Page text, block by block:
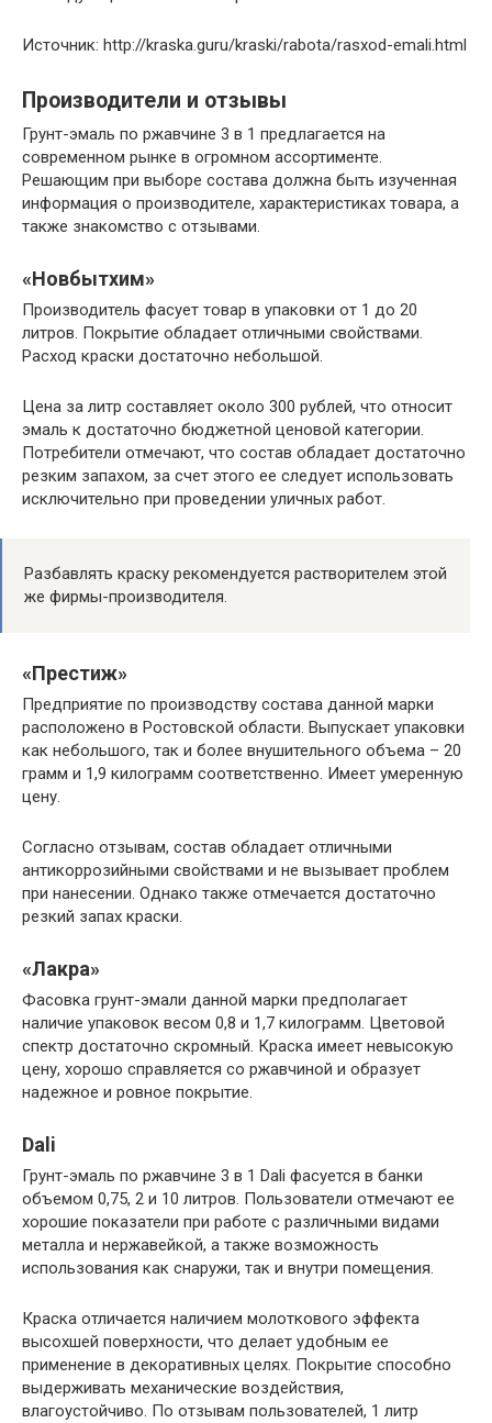
Источник: http://kraska.guru/kraski/rabota/rasxod-emali.html
Производители и отзывы
Грунт-эмаль по ржавчине 3 в 1 предлагается на
современном рынке в огромном ассортименте.
Решающим при выборе состава должна быть изученная
информация о производителе, характеристиках товара, а
также знакомство с отзывами.
«Новбытхим»
Производитель фасует товар в упаковки от 1 до 20
литров. Покрытие обладает отличными свойствами.
Расход краски достаточно небольшой.
Цена за литр составляет около 300 рублей, что относит
эмаль к достаточно бюджетной ценовой категории.
Потребители отмечают, что состав обладает достаточно
резким запахом, за счет этого ее следует использовать
исключительно при проведении уличных работ.
Разбавлять краску рекомендуется растворителем этой
же фирмы-производителя.
«Престиж»
Предприятие по производству состава данной марки
расположено в Ростовской области. Выпускает упаковки
как небольшого, так и более внушительного объема – 20
грамм и 1,9 килограмм соответственно. Имеет умеренную
цену.
Согласно отзывам, состав обладает отличными
антикоррозийными свойствами и не вызывает проблем
при нанесении. Однако также отмечается достаточно
резкий запах краски.
«Лакра»
Фасовка грунт-эмали данной марки предполагает
наличие упаковок весом 0,8 и 1,7 килограмм. Цветовой
спектр достаточно скромный. Краска имеет невысокую
цену, хорошо справляется со ржавчиной и образует
надежное и ровное покрытие.
Dali
Грунт-эмаль по ржавчине 3 в 1 Dali фасуется в банки
объемом 0,75, 2 и 10 литров. Пользователи отмечают ее
хорошие показатели при работе с различными видами
металла и нержавейкой, а также возможность
использования как снаружи, так и внутри помещения.
Краска отличается наличием молоткового эффекта
высохшей поверхности, что делает удобным ее
применение в декоративных целях. Покрытие способно
выдерживать механические воздействия,
влагоустойчиво. По отзывам пользователей, 1 литр